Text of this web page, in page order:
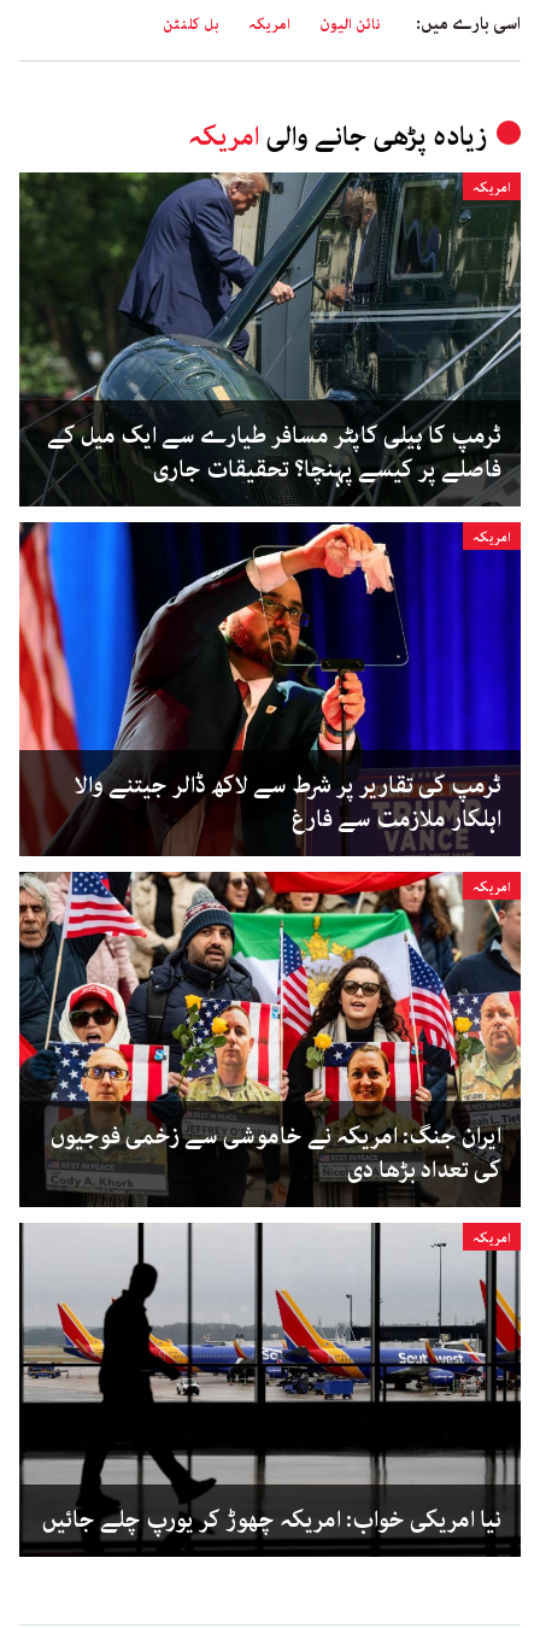
اسی بارے میں: نائن الیون امریکہ بل کلنٹن
زیادہ پڑھی جانے والیامریکہ
امریکہ
ٹرمپ کا ہیلی کاپٹر مسافر طیارے سے ایک میل کے
فاصلے پر کیسے پہنچا؟ تحقیقات جاری
امریکہ
ٹرمپ کی تقاریر پر شرط سے لاکھ ڈالر جیتنے والا
اہلکار ملازمت سے فارغ
امریکہ
ایران جنگ: امریکہ نے خاموشی سے زخمی فوجیوں
کی تعداد بڑھا دی
امریکہ
نیا امریکی خواب: امریکہ چھوڑ کر یورپ چلے جائیں